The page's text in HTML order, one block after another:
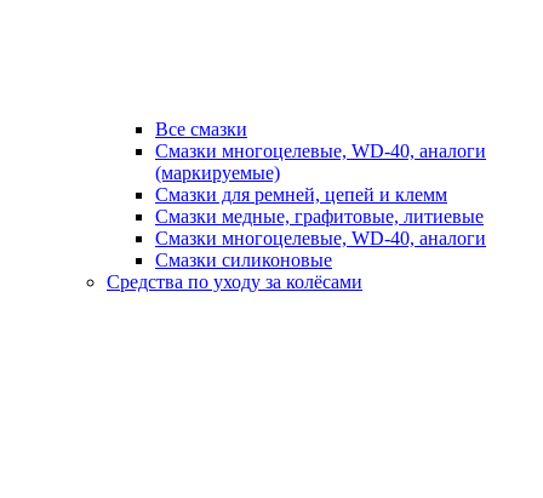
Все смазки
Смазки многоцелевые, WD-40, аналоги
(маркируемые)
Смазки для ремней, цепей и клемм
Смазки медные, графитовые, литиевые
Смазки многоцелевые, WD-40, аналоги
Смазки силиконовые
Средства по уходу за колёсами